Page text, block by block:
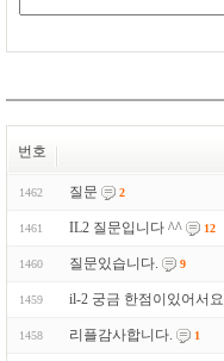
번호
1462 질문 2
1461 IL2 질문입니다 ^^ 12
1460 질문있습니다. 9
1459 il-2 궁금 한점이있어서요
1458 리플감사합니다. 1